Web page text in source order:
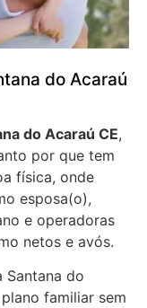
do Acaraú
do Acaraú CE,
por que tem
física, onde
esposa(o),
e operadoras
netos e avós.
Santana do
familiar sem